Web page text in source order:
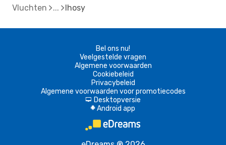
Vluchten Ihosy
Bel ons nu!
Veelgestelde vragen
Algemene voorwaarden
Cookiebeleid
Privacybeleid
Algemene voorwaarden voor promotiecodes
d Desktopversie
A Android app